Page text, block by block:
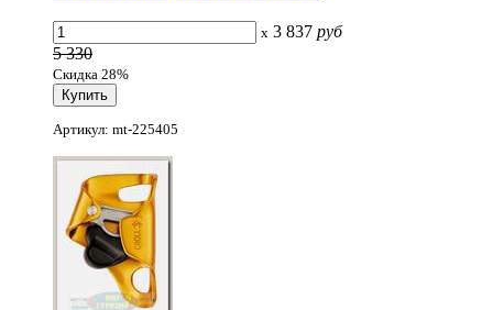
x 3 837 руб
5 330
Скидка 28%
Артикул: mt-225405